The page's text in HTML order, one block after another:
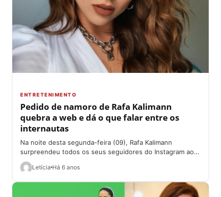
ENTRETENIMENTO
Pedido de namoro de Rafa Kalimann
quebra a web e dá o que falar entre os
internautas
Na noite desta segunda-feira (09), Rafa Kalimann
surpreendeu todos os seus seguidores do Instagram ao
compartilhar um momento mais do que especial...
Letícia Há 6 anos